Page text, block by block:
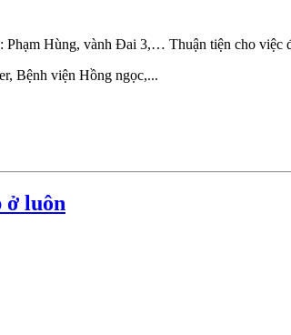
Phạm Hùng, vành Đai 3,… Thuận tiện cho việc
Bệnh viện Hồng ngọc,...
ở luôn